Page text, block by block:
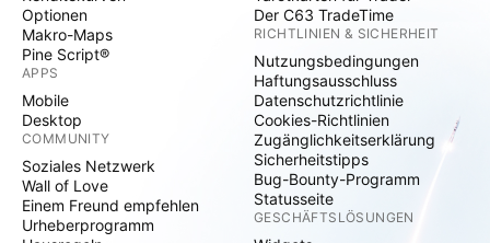
Optionen
Makro-Maps
Pine Script®
APPS
Mobile
Desktop
COMMUNITY
Soziales Netzwerk
Wall of Love
Einem Freund empfehlen
Urheberprogramm
Der C63 TradeTime
RICHTLINIEN & SICHERHEIT
Nutzungsbedingungen
Haftungsausschluss
Datenschutzrichtlinie
Cookies-Richtlinien
Zugänglichkeitserklärung
Sicherheitstipps
Bug-Bounty-Programm
Statusseite
GESCHÄFTSLÖSUNGEN